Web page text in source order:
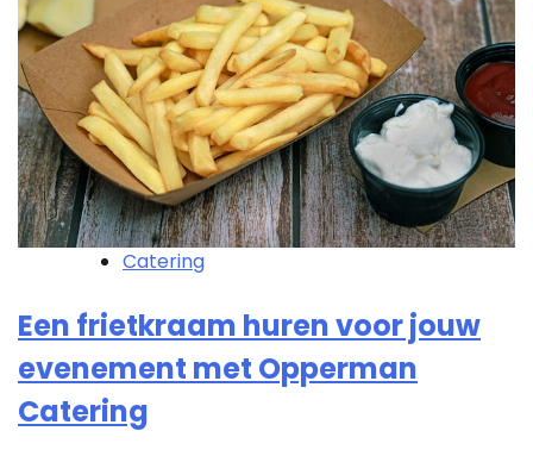
Catering
Een frietkraam huren voor jouw
evenement met Opperman
Catering